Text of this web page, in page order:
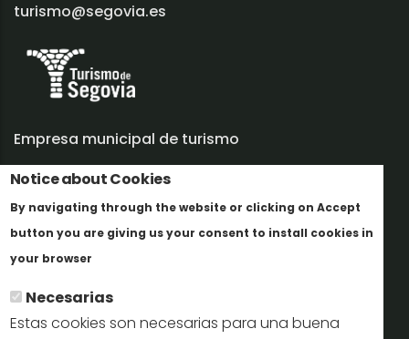
Notice about Cookies
By navigating through the website or clicking on Accept
button you are giving us your consent to install cookies in
your browser
Necesarias
Estas cookies son necesarias para una buena
turismo@segovia.es
Empresa municipal de turismo
Trabaja con nosotros
Informes y documentación
Perfil del contratante
Oficinas de Turismo